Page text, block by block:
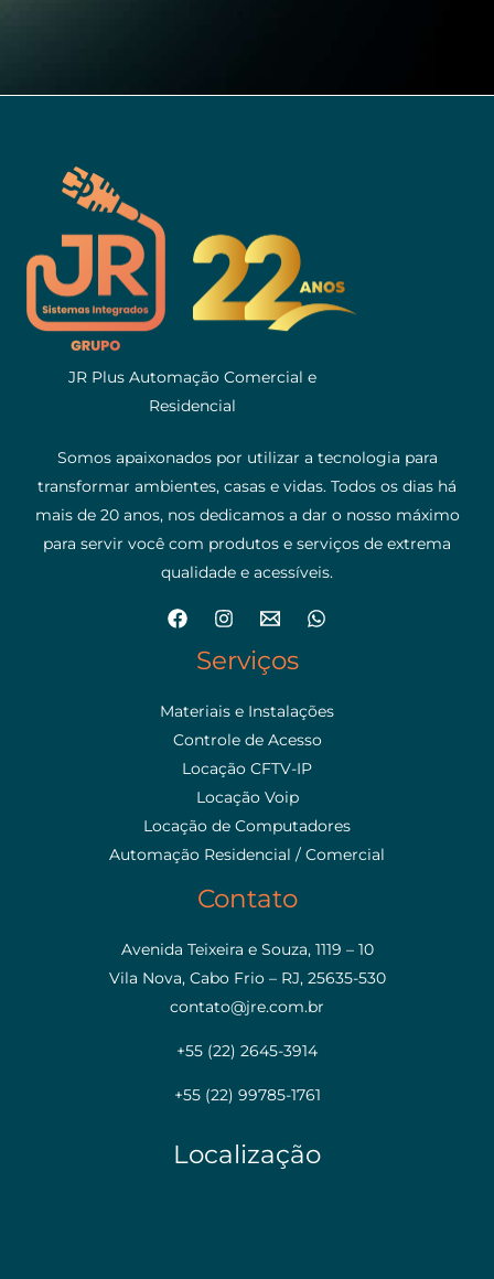
JR Plus Automação Comercial e
Residencial
Somos apaixonados por utilizar a tecnologia para
transformar ambientes, casas e vidas. Todos os dias há
mais de 20 anos, nos dedicamos a dar o nosso máximo
para servir você com produtos e serviços de extrema
qualidade e acessíveis.
Serviços
Materiais e Instalações
Controle de Acesso
Locação CFTV-IP
Locação Voip
Locação de Computadores
Automação Residencial / Comercial
Contato
Avenida Teixeira e Souza, 1119 – 10
Vila Nova, Cabo Frio – RJ, 25635-530
contato@jre.com.br
+55 (22) 2645-3914
+55 (22) 99785-1761
Localização